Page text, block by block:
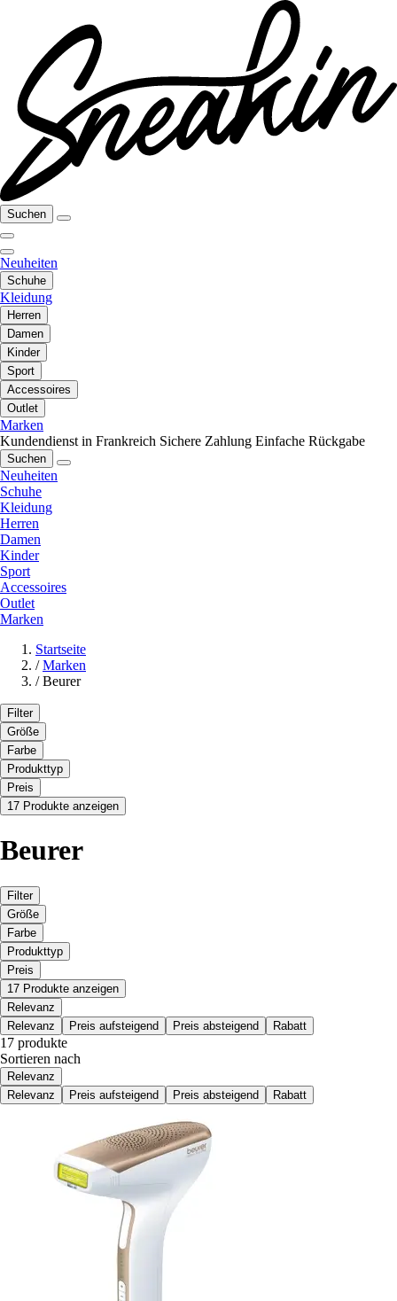
Suchen
Neuheiten
Schuhe
Kleidung
Herren
Damen
Kinder
Sport
Accessoires
Outlet
Marken
Kundendienst in Frankreich Sichere Zahlung Einfache Rückgabe
Suchen
Neuheiten
Schuhe
Kleidung
Herren
Damen
Kinder
Sport
Accessoires
Outlet
Marken
Startseite
/ Marken
/ Beurer
Filter
Größe
Farbe
Produkttyp
Preis
17 Produkte anzeigen
Beurer
Filter
Größe
Farbe
Produkttyp
Preis
17 Produkte anzeigen
Relevanz
Relevanz
Preis aufsteigend Preis absteigend Rabatt
17 produkte
Sortieren nach
Relevanz
Relevanz
Preis aufsteigend Preis absteigend Rabatt